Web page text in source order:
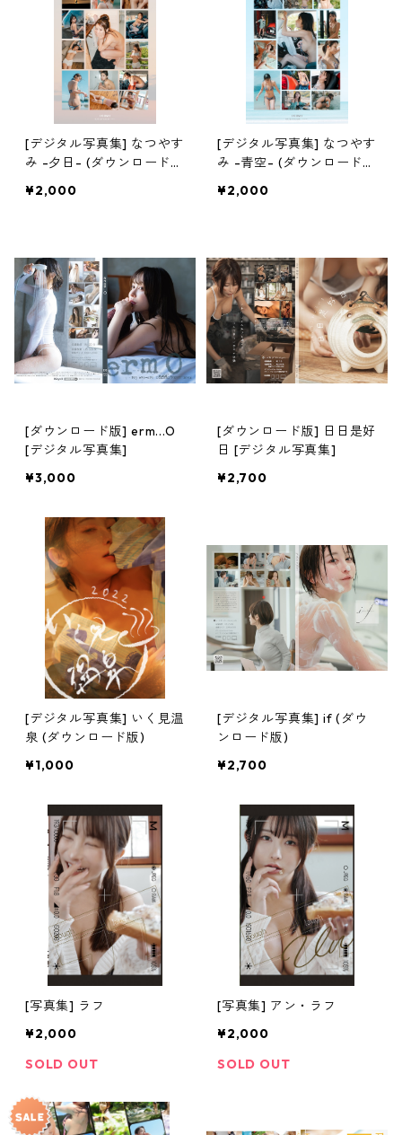
[デジタル写真集] なつやす
み -夕日- (ダウンロード
¥2,000
[デジタル写真集] なつやす
み -青空- (ダウンロード
¥2,000
[ダウンロード版] erm...O
[デジタル写真集]
¥3,000
[ダウンロード版] 日日是好
日 [デジタル写真集]
¥2,700
[デジタル写真集] いく見温
泉 (ダウンロード版)
¥1,000
[デジタル写真集] if (ダウ
ンロード版)
¥2,700
[写真集] ラフ
¥2,000
SOLD OUT
[写真集] アン・ラフ
¥2,000
SOLD OUT